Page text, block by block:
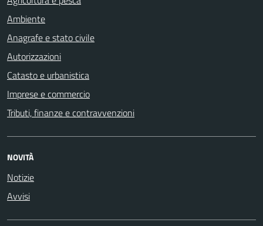
Ambiente
Anagrafe e stato civile
Autorizzazioni
Catasto e urbanistica
Imprese e commercio
Tributi, finanze e contravvenzioni
NOVITÀ
Notizie
Avvisi